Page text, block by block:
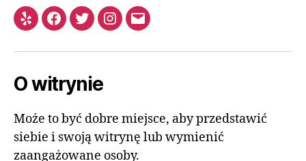
O witrynie
Może to być dobre miejsce, aby przedstawić
siebie i swoją witrynę lub wymienić
zaangażowane osoby.